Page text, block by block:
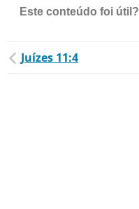
Este conteúdo foi útil?
Juízes 11:4